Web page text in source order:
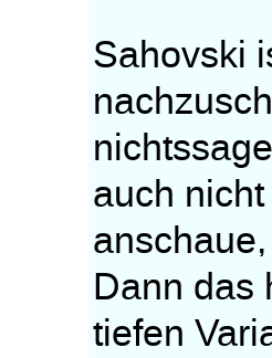
Sahovski
auch
Dann das
tiefen